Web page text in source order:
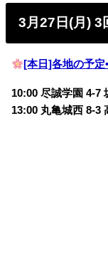
3月27日(月)
[本日]各地の予定
10:00 尽誠学園 4-7
13:00 丸亀城西 8-3